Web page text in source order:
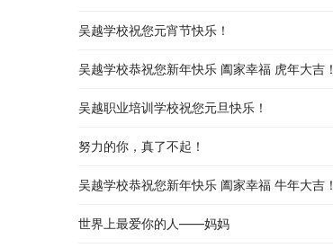
吴越学校祝您元宵节快乐！
吴越学校恭祝您新年快乐 阖家幸福 虎年大吉！
吴越职业培训学校祝您元旦快乐！
努力的你，真了不起！
吴越学校恭祝您新年快乐 阖家幸福 牛年大吉！
世界上最爱你的人——妈妈